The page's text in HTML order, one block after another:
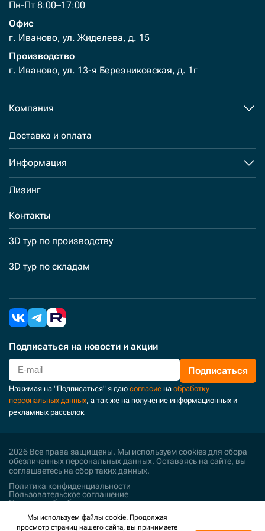
Пн-Пт 8:00–17:00
Офис
г. Иваново, ул. Жиделева, д. 15
Производство
г. Иваново, ул. 13-я Березниковская, д. 1г
Компания
Доставка и оплата
Информация
Лизинг
Контакты
3D тур по производству
3D тур по складам
Подписаться на новости и акции
Подписаться
Нажимая на "Подписаться" я даю согласие на обработку
персональных данных, а так же на получение информационных и
рекламных рассылок
2026 Все права защищены. Мы используем cookies для сбора
обезличенных персональных данных. Оставаясь на сайте, вы
соглашаетесь на сбор таких данных.
Политика конфиденциальности
Пользовательское соглашение
Политика обработки персональных данных
Поддержка и развитие
Мы используем файлы cookie. Продолжая
просмотр страниц нашего сайта, вы принимаете